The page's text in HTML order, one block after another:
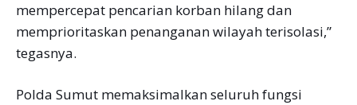
mempercepat pencarian korban hilang dan
memprioritaskan penanganan wilayah terisolasi,”
tegasnya.
Polda Sumut memaksimalkan seluruh fungsi